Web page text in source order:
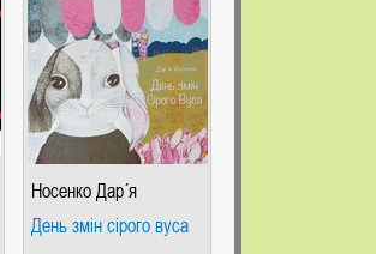
Носенко Дар´я
День змін сірого вуса